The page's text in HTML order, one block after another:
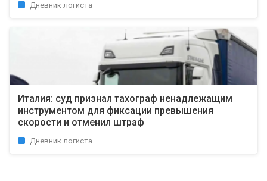
Дневник логиста
Италия: суд признал тахограф ненадлежащим
инструментом для фиксации превышения
скорости и отменил штраф
Дневник логиста